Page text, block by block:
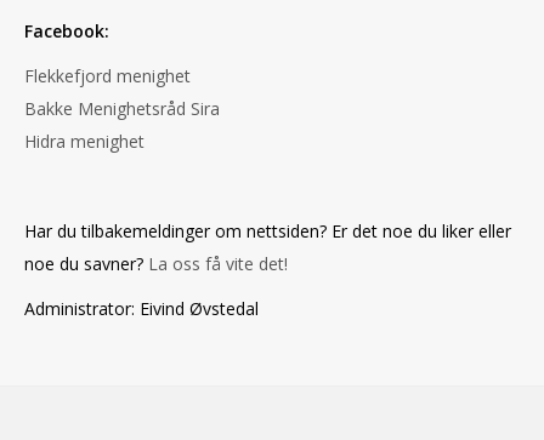
Facebook:
Flekkefjord menighet
Bakke Menighetsråd Sira
Hidra menighet
Har du tilbakemeldinger om nettsiden? Er det noe du liker eller
noe du savner? La oss få vite det!
Administrator: Eivind Øvstedal